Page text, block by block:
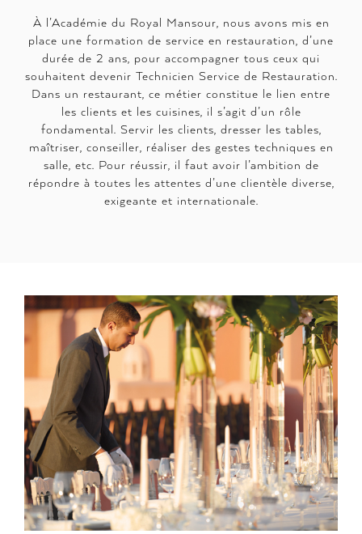
À l’Académie du Royal Mansour, nous avons mis en
place une formation de service en restauration, d’une
durée de 2 ans, pour accompagner tous ceux qui
souhaitent devenir Technicien Service de Restauration.
Dans un restaurant, ce métier constitue le lien entre
les clients et les cuisines, il s’agit d’un rôle
fondamental. Servir les clients, dresser les tables,
maîtriser, conseiller, réaliser des gestes techniques en
salle, etc. Pour réussir, il faut avoir l’ambition de
répondre à toutes les attentes d’une clientèle diverse,
exigeante et internationale.